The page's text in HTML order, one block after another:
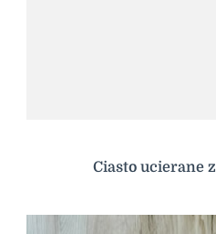
Ciasto ucierane